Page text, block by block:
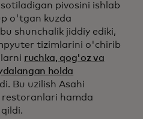
pivosini ishlab
o'tgan kuzda
shunchalik jiddiy ediki,
tizimlarini o'chirib
ruchka, qog'oz va
holda
Bu uzilish Asahi
hamda